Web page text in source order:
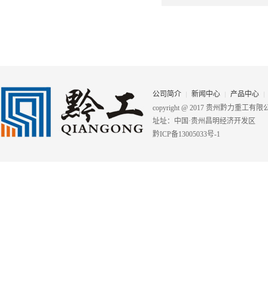
公司简介 新闻中心
产品中心
copyright @ 2017 贵州黔力重工有限
址址：中国·贵州昌明经济开发区
黔ICP备13005033号-1